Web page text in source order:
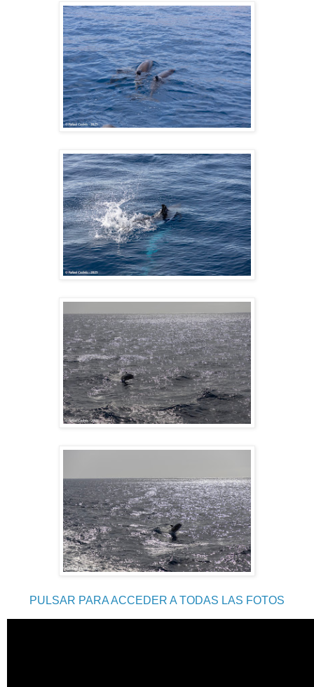
PULSAR PARA ACCEDER A TODAS LAS FOTOS